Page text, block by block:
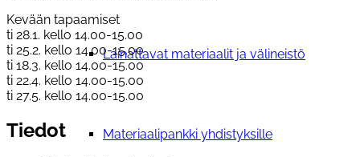
Lainattavat materiaalit ja välineistö
Materiaalipankki yhdistyksille
Kevään tapaamiset
ti 28.1. kello 14.00-15.00
ti 25.2. kello 14.00-15.00
ti 18.3. kello 14.00-15.00
ti 22.4. kello 14.00-15.00
ti 27.5. kello 14.00-15.00
Tiedot